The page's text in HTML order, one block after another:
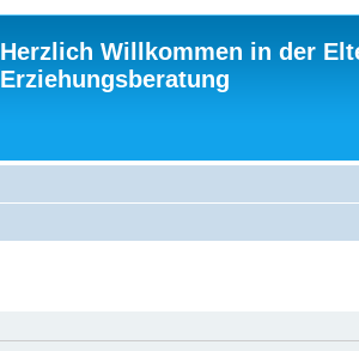
Herzlich Willkommen in der
Erziehungsberatung